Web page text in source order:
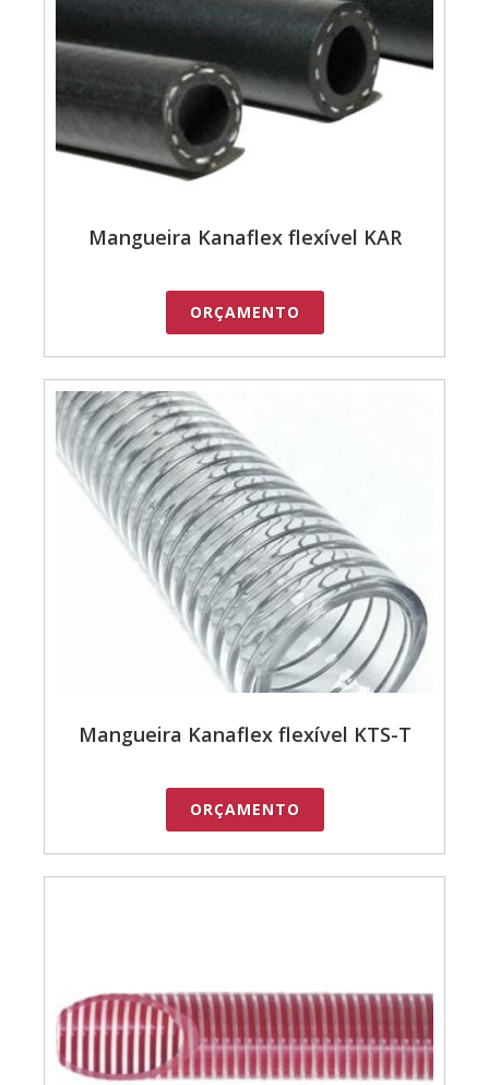
Mangueira Kanaflex flexível KAR
ORÇAMENTO
Mangueira Kanaflex flexível KTS-T
ORÇAMENTO